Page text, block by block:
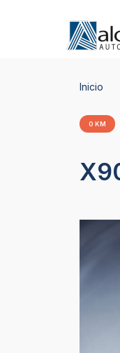
Inicio
0 KM